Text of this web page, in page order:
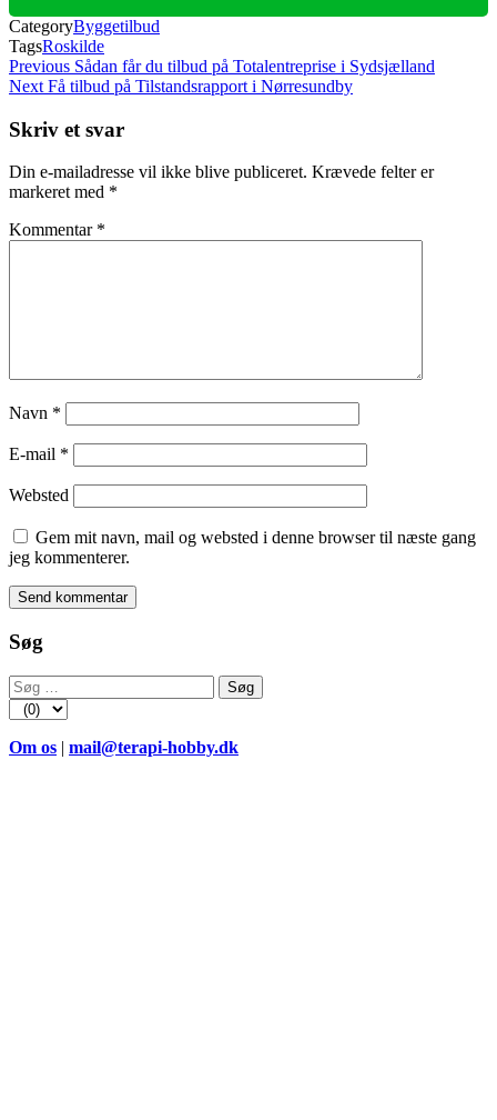
CategoryByggetilbud
TagsRoskilde
Indlægsnavigation
Previous
Post
Previous Sådan får du tilbud på Totalentreprise i Sydsjælland
Next
Next Få tilbud på Tilstandsrapport i Nørresundby
Skriv et svar
Din e-mailadresse vil ikke blive publiceret. Krævede felter er
markeret med *
Kommentar *
Navn *
E-mail *
Websted
Gem mit navn, mail og websted i denne browser til næste gang
jeg kommenterer.
Søg
Søg
efter:
Om os | mail@terapi-hobby.dk